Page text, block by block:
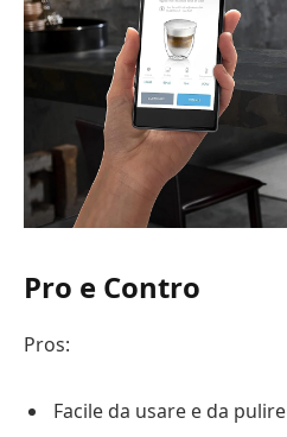
Pro e Contro
Pros:
Facile da usare e da pulire